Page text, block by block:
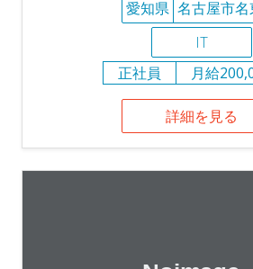
愛知県 名古屋市名
IT
正社員
月給
詳細を見る